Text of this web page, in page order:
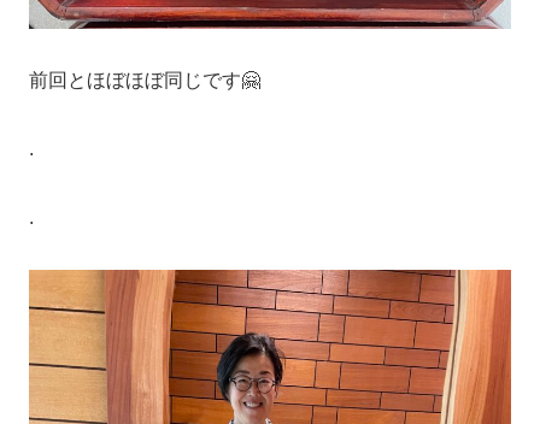
前回とほぼほぼ同じです🤗
.
.